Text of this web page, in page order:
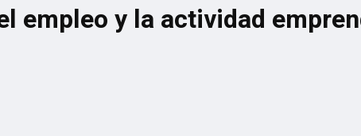
empleo y la actividad